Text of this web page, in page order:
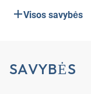
Visos savybės
SAVYBĖS